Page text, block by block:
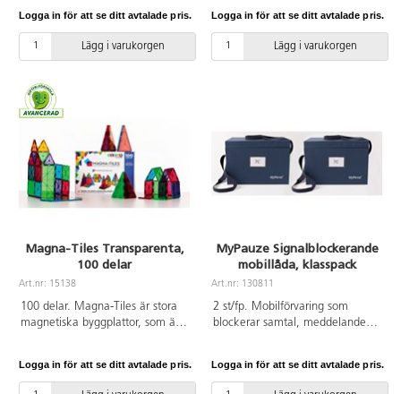
Spetsen går inte att trycka in i
pennan. Ventilerad huv med
säkerhetsplugg som gör den
1,3 mm. Spetsbredd 5 mm.
Vattenbaserat bläck som går lätt
att tvätta av från de flesta
textilier i maskintvätt 40 °C.
Tvättas av från huden med tvål
och vatten. Tjocklek penna:
13 mm. Tjocklek spets: 5 mm.
Förpackning gjord av återvunnen
Logga in för att se ditt avtalade pris.
Lägg i varukorgen
Spetsen går inte att trycka in i
pennan. Ventilerad huv med
säkerhetsplugg som gör den
textilier i maskintvätt 40 °C.
Tvättas av från huden med tvål
och vatten. Förpackning gjord av
återvunnen plast. PVC-fri. Från 3
Logga in för att se ditt avtalade pris.
Lägg i varukorgen
Magna-Tiles Transparenta,
100 delar
Art.nr: 15138
100 delar. Magna-Tiles är stora
magnetiska byggplattor, som är
fyrkantiga transparenta färgade
plattor som drar sig till varandra
Logga in för att se ditt avtalade pris.
MyPauze Signalblockerande
mobillåda, klasspack
Art.nr: 130811
2 st/fp. Mobilförvaring som
blockerar samtal, meddelanden,
slipper alla störande mobilljud
även om eleverna inte satt på
Logga in för att se ditt avtalade pris.